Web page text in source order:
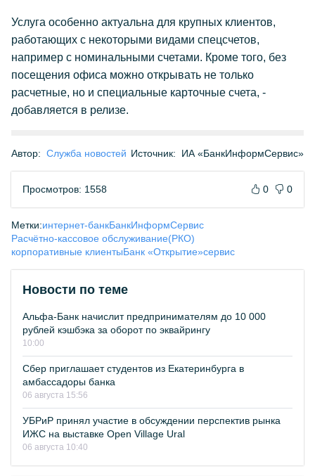
Услуга особенно актуальна для крупных клиентов,
работающих с некоторыми видами спецсчетов,
например с номинальными счетами. Кроме того, без
посещения офиса можно открывать не только
расчетные, но и специальные карточные счета, -
добавляется в релизе.
Автор: Служба новостей Источник: ИА «БанкИнформСервис»
Просмотров: 1558 0 0
Метки:интернет-банкБанкИнформСервис
Расчётно-кассовое обслуживание(РКО)
корпоративные клиентыБанк «Открытие»сервис
Новости по теме
Альфа-Банк начислит предпринимателям до 10 000
рублей кэшбэка за оборот по эквайрингу
10:00
Сбер приглашает студентов из Екатеринбурга в
амбассадоры банка
06 августа 15:56
УБРиР принял участие в обсуждении перспектив рынка
ИЖС на выставке Open Village Ural
06 августа 10:40